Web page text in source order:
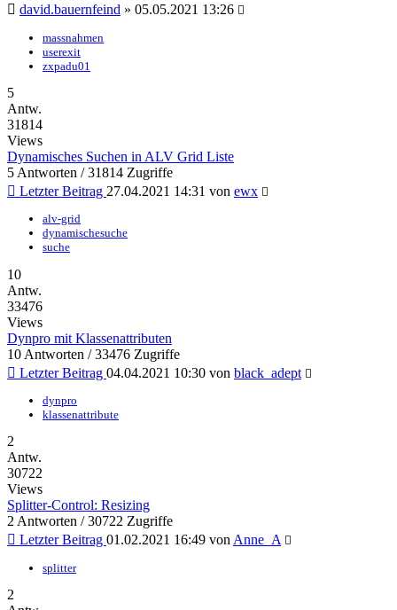
david.bauernfeind » 05.05.2021 13:26
massnahmen
userexit
zxpadu01
5
Antw.
31814
Views
Dynamisches Suchen in ALV Grid Liste
5 Antworten / 31814 Zugriffe
Letzter Beitrag 27.04.2021 14:31 von ewx
alv-grid
dynamischesuche
suche
10
Antw.
33476
Views
Dynpro mit Klassenattributen
10 Antworten / 33476 Zugriffe
Letzter Beitrag 04.04.2021 10:30 von black_adept
dynpro
klassenattribute
2
Antw.
30722
Views
Splitter-Control: Resizing
2 Antworten / 30722 Zugriffe
Letzter Beitrag 01.02.2021 16:49 von Anne_A
splitter
2